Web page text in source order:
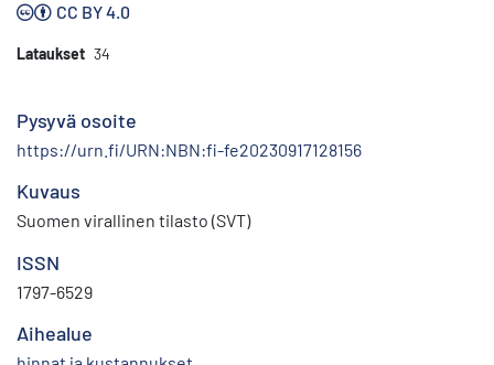
CC BY 4.0
Lataukset 34
Pysyvä osoite
https://urn.fi/URN:NBN:fi-fe20230917128156
Kuvaus
Suomen virallinen tilasto (SVT)
ISSN
1797-6529
Aihealue